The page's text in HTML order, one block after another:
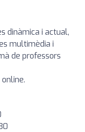
dinàmica i actual,
multimèdia i
de professors